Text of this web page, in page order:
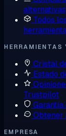
alternativas
Todos
HERRAMIENTAS
Cristal
Estado
Trustpilot
Obtener
EMPRESA